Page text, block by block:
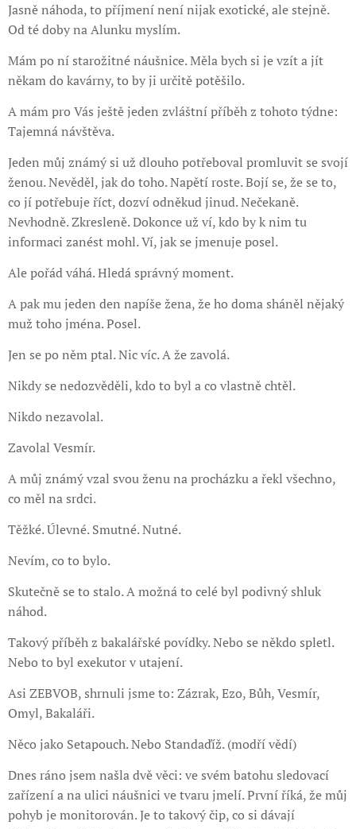
Jasně náhoda, to příjmení není nijak exotické, ale stejně.
Od té doby na Alunku myslím.
Mám po ní starožitné náušnice. Měla bych si je vzít a jít
někam do kavárny, to by ji určitě potěšilo.
A mám pro Vás ještě jeden zvláštní příběh z tohoto týdne:
Tajemná návštěva.
Jeden můj známý si už dlouho potřeboval promluvit se svojí
ženou. Nevěděl, jak do toho. Napětí roste. Bojí se, že se to,
co jí potřebuje říct, dozví odněkud jinud. Nečekaně.
Nevhodně. Zkresleně. Dokonce už ví, kdo by k nim tu
informaci zanést mohl. Ví, jak se jmenuje posel.
Ale pořád váhá. Hledá správný moment.
A pak mu jeden den napíše žena, že ho doma sháněl nějaký
muž toho jména. Posel.
Jen se po něm ptal. Nic víc. A že zavolá.
Nikdy se nedozvěděli, kdo to byl a co vlastně chtěl.
Nikdo nezavolal.
Zavolal Vesmír.
A můj známý vzal svou ženu na procházku a řekl všechno,
co měl na srdci.
Těžké. Úlevné. Smutné. Nutné.
Nevím, co to bylo.
Skutečně se to stalo. A možná to celé byl podivný shluk
náhod.
Takový příběh z bakalářské povídky. Nebo se někdo spletl.
Nebo to byl exekutor v utajení.
Asi ZEBVOB, shrnuli jsme to: Zázrak, Ezo, Bůh, Vesmír,
Omyl, Bakaláři.
Něco jako Setapouch. Nebo Standaďíž. (modří vědí)
Dnes ráno jsem našla dvě věci: ve svém batohu sledovací
zařízení a na ulici náušnici ve tvaru jmelí. První říká, že můj
pohyb je monitorován. Je to takový čip, co si dávají